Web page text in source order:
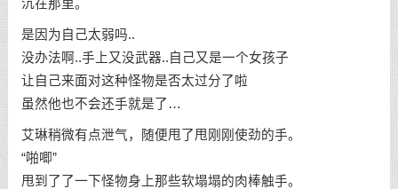
沉在那里。
是因为自己太弱吗..
没办法啊..手上又没武器..自己又是一个女孩子
让自己来面对这种怪物是否太过分了啦
虽然他也不会还手就是了…
艾琳稍微有点泄气，随便甩了甩刚刚使劲的手。
“啪唧”
甩到了了一下怪物身上那些软塌塌的肉棒触手。